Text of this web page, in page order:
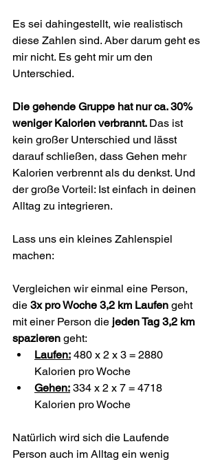
Es sei dahingestellt, wie realistisch
diese Zahlen sind. Aber darum geht es
mir nicht. Es geht mir um den
Unterschied.
Die gehende Gruppe hat nur ca. 30%
weniger Kalorien verbrannt. Das ist
kein großer Unterschied und lässt
darauf schließen, dass Gehen mehr
Kalorien verbrennt als du denkst. Und
der große Vorteil: Ist einfach in deinen
Alltag zu integrieren.
Lass uns ein kleines Zahlenspiel
machen:
Vergleichen wir einmal eine Person,
die 3x pro Woche 3,2 km Laufen geht
mit einer Person die jeden Tag 3,2 km
spazieren geht:
Laufen: 480 x 2 x 3 = 2880
Kalorien pro Woche
Gehen: 334 x 2 x 7 = 4718
Kalorien pro Woche
Natürlich wird sich die Laufende
Person auch im Alltag ein wenig